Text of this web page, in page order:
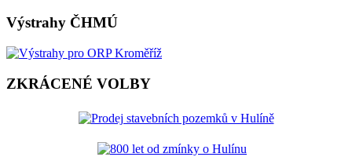
Výstrahy ČHMÚ
ZKRÁCENÉ VOLBY